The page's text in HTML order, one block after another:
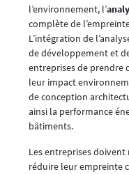
l’environnement, l’
complète de
L’intégration de
de développement et
entreprises de prendre
leur impact
de conception
ainsi la performance
bâtiments.
Les entreprises
réduire leur empreinte